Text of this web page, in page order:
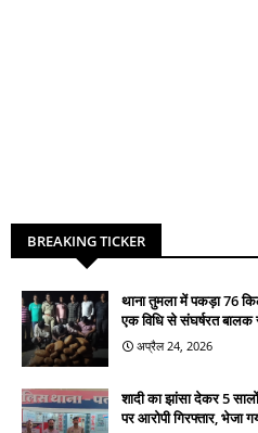
BREAKING TICKER
थाना तुमला में पकड़ा 76
एक विधि से संघर्षरत बालक
अप्रैल 24, 2026
शादी का झांसा देकर 5
पर आरोपी गिरफ्तार, भेजा